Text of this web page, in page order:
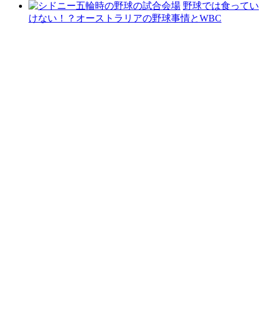
野球では食ってい
けない！？オーストラリアの野球事情とWBC